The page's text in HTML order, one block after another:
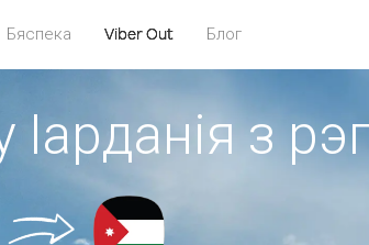
Бяспека Viber Out Блог
Іарданія з